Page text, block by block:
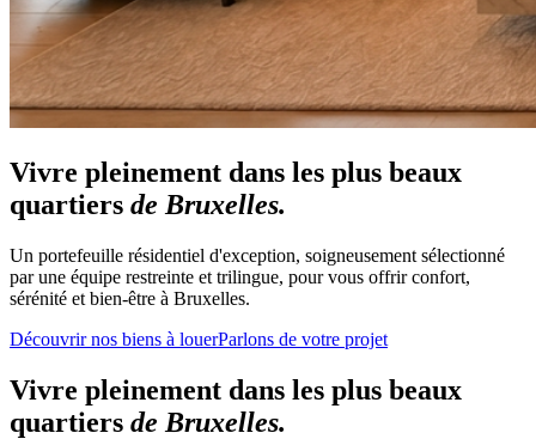
Vivre pleinement dans les plus beaux
quartiers de Bruxelles.
Un portefeuille résidentiel d'exception, soigneusement sélectionné
par une équipe restreinte et trilingue, pour vous offrir confort,
sérénité et bien-être à Bruxelles.
Découvrir nos biens à louerParlons de votre projet
Vivre pleinement dans les plus beaux
quartiers de Bruxelles.